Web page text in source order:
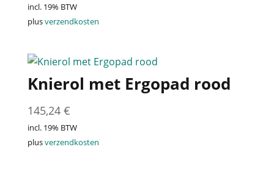
incl. 19% BTW
plusverzendkosten
Knierol met Ergopad rood
145,24 €
incl. 19% BTW
plusverzendkosten